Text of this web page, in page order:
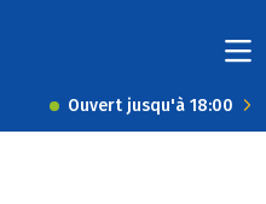
Ouvert jusqu'à 18:00